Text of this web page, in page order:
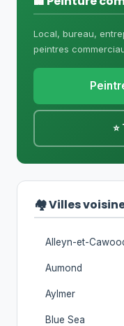
Local, bureau,
peintres
🏘️ Villes
Alleyn-et-
Aumond
Aylmer
Blue Sea